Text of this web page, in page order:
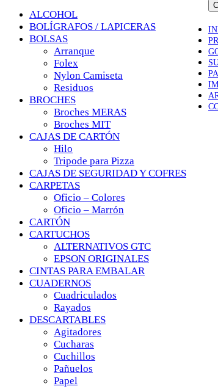
ALCOHOL
BOLÍGRAFOS / LAPICERAS
BOLSAS
Arranque
Folex
Nylon Camiseta
Residuos
BROCHES
Broches MERAS
Broches MIT
CAJAS DE CARTÓN
Hilo
Tripode para Pizza
CAJAS DE SEGURIDAD Y COFRES
CARPETAS
Oficio – Colores
Oficio – Marrón
CARTÓN
CARTUCHOS
ALTERNATIVOS GTC
EPSON ORIGINALES
CINTAS PARA EMBALAR
CUADERNOS
Cuadriculados
Rayados
DESCARTABLES
Agitadores
Cucharas
Cuchillos
Pañuelos
Papel